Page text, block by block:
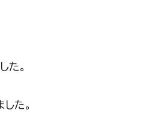
た。
た。